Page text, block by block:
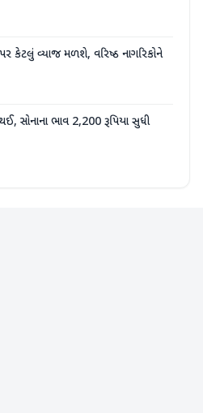
કેટલું વ્યાજ મળશે, વરિષ્ઠ નાગરિકોને
સોનાના ભાવ 2,200 રૂપિયા સુધી